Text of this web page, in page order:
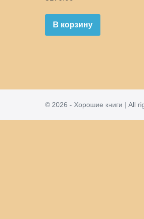
В корзину
© 2026 - Хорошие книги | All